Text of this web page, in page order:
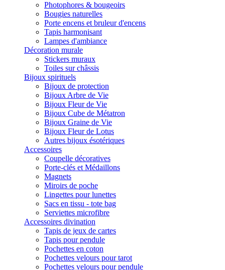
Photophores & bougeoirs
Bougies naturelles
Porte encens et bruleur d'encens
Tapis harmonisant
Lampes d'ambiance
Décoration murale
Stickers muraux
Toiles sur châssis
Bijoux spirituels
Bijoux de protection
Bijoux Arbre de Vie
Bijoux Fleur de Vie
Bijoux Cube de Métatron
Bijoux Graine de Vie
Bijoux Fleur de Lotus
Autres bijoux ésotériques
Accessoires
Coupelle décoratives
Porte-clés et Médaillons
Magnets
Miroirs de poche
Lingettes pour lunettes
Sacs en tissu - tote bag
Serviettes microfibre
Accessoires divination
Tapis de jeux de cartes
Tapis pour pendule
Pochettes en coton
Pochettes velours pour tarot
Pochettes velours pour pendule